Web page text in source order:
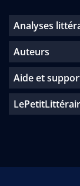
Analyses
Auteurs
Aide et